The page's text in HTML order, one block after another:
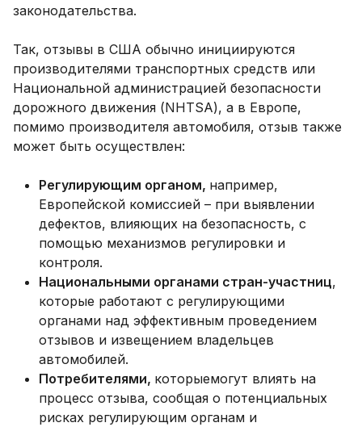
законодательства.
Так, отзывы в США обычно инициируются
производителями транспортных средств или
Национальной администрацией безопасности
дорожного движения (NHTSA), а в Европе,
помимо производителя автомобиля, отзыв также
может быть осуществлен:
Регулирующим органом, например,
Европейской комиссией – при выявлении
дефектов, влияющих на безопасность, с
помощью механизмов регулировки и
контроля.
Национальными органами стран-участниц,
которые работают с регулирующими
органами над эффективным проведением
отзывов и извещением владельцев
автомобилей.
Потребителями, которыемогут влиять на
процесс отзыва, сообщая о потенциальных
рисках регулирующим органам и